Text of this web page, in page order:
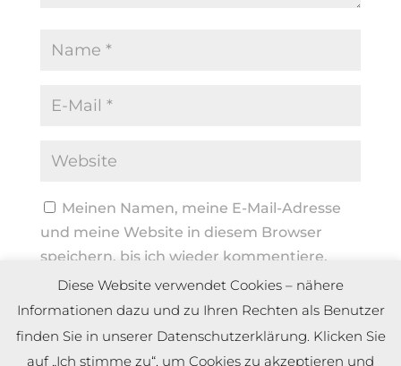
Meinen Namen, meine E-Mail-Adresse
und meine Website in diesem Browser
speichern, bis ich wieder kommentiere.
Diese Website verwendet Cookies – nähere
Informationen dazu und zu Ihren Rechten als Benutzer
finden Sie in unserer Datenschutzerklärung. Klicken Sie
auf „Ich stimme zu“, um Cookies zu akzeptieren und